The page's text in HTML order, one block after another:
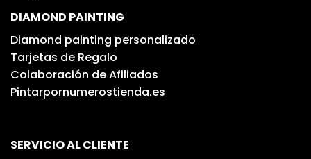
DIAMOND PAINTING
Diamond painting personalizado
Tarjetas de Regalo
Colaboración de Afiliados
Pintarpornumerostienda.es
SERVICIO AL CLIENTE